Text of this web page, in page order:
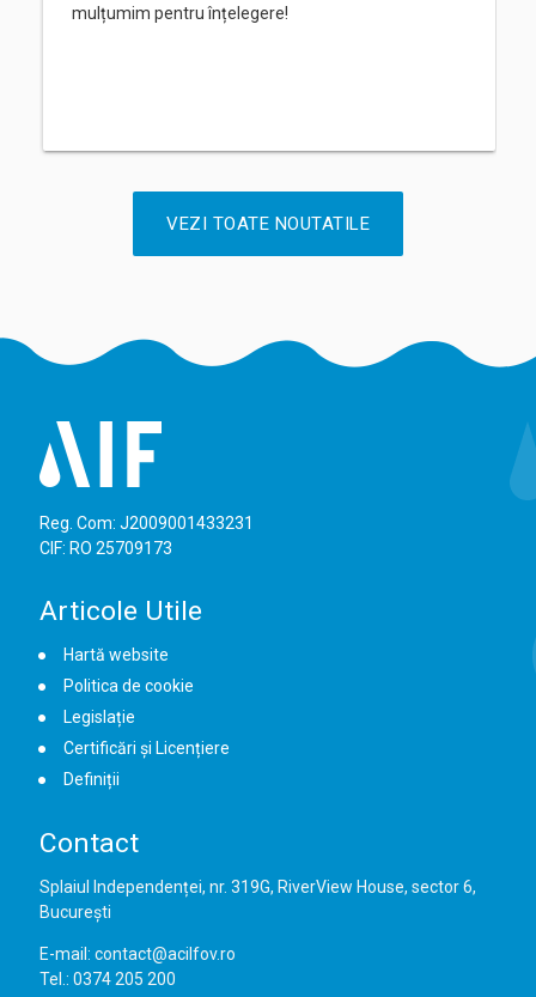
mulțumim pentru înțelegere!
VEZI TOATE NOUTATILE
Reg. Com: J2009001433231
CIF: RO 25709173
Articole Utile
Hartă website
Politica de cookie
Legislație
Certificări și Licențiere
Definiții
Contact
Splaiul Independenței, nr. 319G, RiverView House, sector 6,
București
E-mail: contact@acilfov.ro
Tel.: 0374 205 200